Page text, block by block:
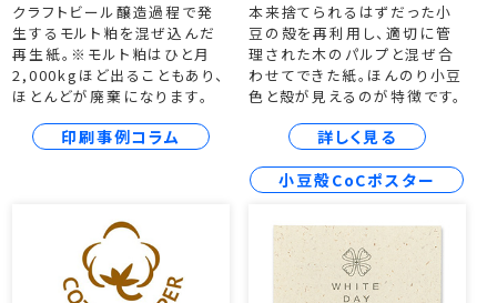
クラフトビール醸造過程で発
生するモルト粕を混ぜ込んだ
再生紙。※モルト粕はひと月
2,000kgほど出ることもあり、
ほとんどが廃棄になります。
印刷事例コラム
本来捨てられるはずだった小
豆の殻を再利用し、適切に管
理された木のパルプと混ぜ合
わせてできた紙。ほんのり小豆
色と殻が見えるのが特徴です。
詳しく見る
小豆殻CoCポスター